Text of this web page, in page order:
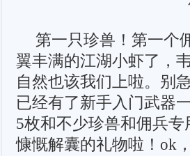
第一只珍兽！第一个
翼丰满的江湖小虾了，
自然也该我们上啦。别
已经有了新手入门武器
5枚和不少珍兽和佣兵
慷慨解囊的礼物啦！ok